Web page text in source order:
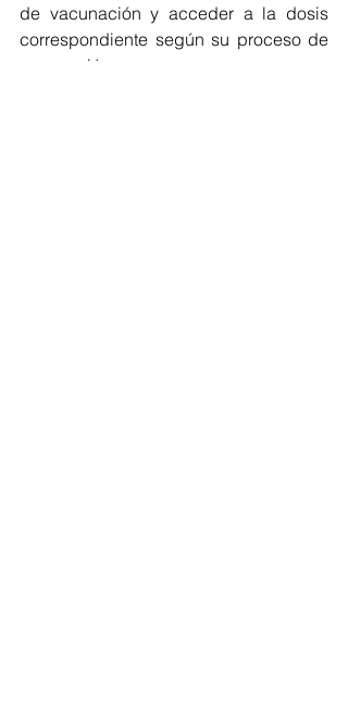
de vacunación y acceder a la dosis
correspondiente según su proceso de
vacunación.